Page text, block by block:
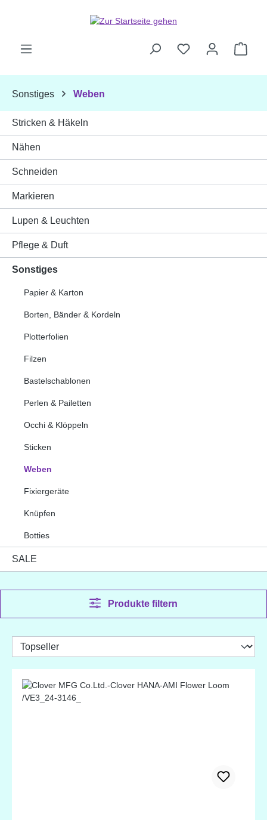
Sonstiges Weben
Stricken & Häkeln
Nähen
Schneiden
Markieren
Lupen & Leuchten
Pflege & Duft
Sonstiges
Papier & Karton
Borten, Bänder & Kordeln
Plotterfolien
Filzen
Bastelschablonen
Perlen & Pailetten
Occhi & Klöppeln
Sticken
Weben
Fixiergeräte
Knüpfen
Botties
SALE
Produkte filtern